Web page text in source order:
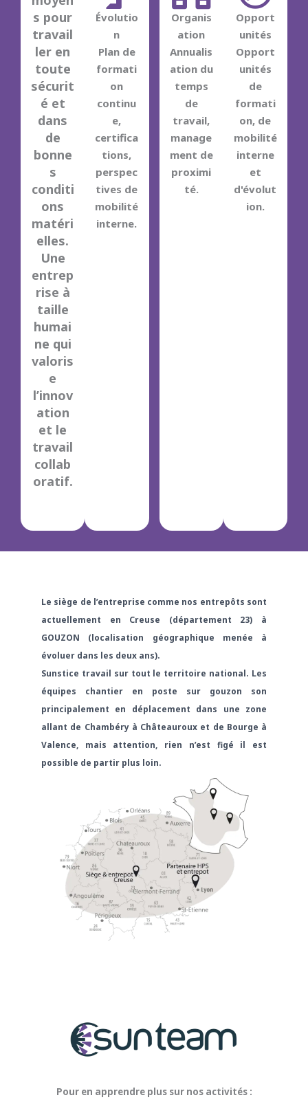
s pour
travail
ler en
toute
sécurit
é et
dans
de
bonne
s
conditi
ons
matéri
elles.
Une
entrep
rise à
taille
humai
ne qui
valoris
e
l’innov
ation
et le
travail
collab
oratif.
Évolutio
n
Plan de
formati
on
continu
e,
certifica
tions,
perspec
tives de
mobilité
interne.
Organis
ation
Annualis
ation du
temps
de
travail,
manage
ment de
proximi
té.
Opport
unités
Opport
unités
de
formati
on, de
mobilité
interne
et
d'évolut
ion.
Le siège de l’entreprise comme nos entrepôts sont
actuellement en Creuse (département 23) à
GOUZON (localisation géographique menée à
évoluer dans les deux ans).
Sunstice travail sur tout le territoire national. Les
équipes chantier en poste sur gouzon son
principalement en déplacement dans une zone
allant de Chambéry à Châteauroux et de Bourge à
Valence, mais attention, rien n’est figé il est
possible de partir plus loin.
Pour en apprendre plus sur nos activités :